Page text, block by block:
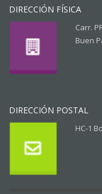
DIRECCIÓN FÍSICA
Carr.
Buen
DIRECCIÓN POSTAL
HC-1